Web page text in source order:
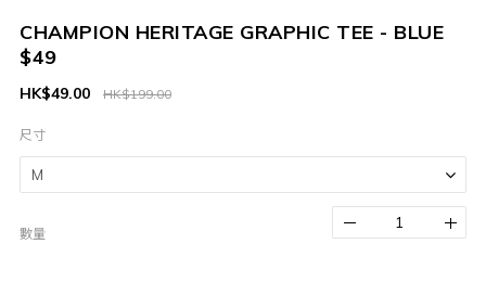
CHAMPION HERITAGE GRAPHIC TEE - BLUE
$49
HK$199.00
HK$49.00
尺寸
數量